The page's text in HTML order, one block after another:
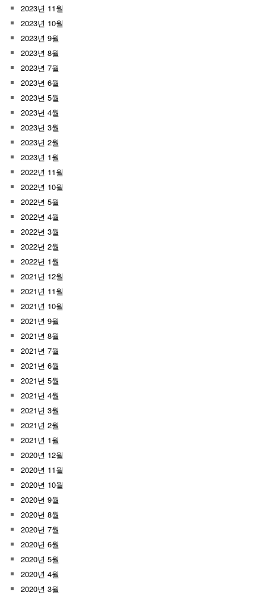
2023년 11월
2023년 10월
2023년 9월
2023년 8월
2023년 7월
2023년 6월
2023년 5월
2023년 4월
2023년 3월
2023년 2월
2023년 1월
2022년 11월
2022년 10월
2022년 5월
2022년 4월
2022년 3월
2022년 2월
2022년 1월
2021년 12월
2021년 11월
2021년 10월
2021년 9월
2021년 8월
2021년 7월
2021년 6월
2021년 5월
2021년 4월
2021년 3월
2021년 2월
2021년 1월
2020년 12월
2020년 11월
2020년 10월
2020년 9월
2020년 8월
2020년 7월
2020년 6월
2020년 5월
2020년 4월
2020년 3월